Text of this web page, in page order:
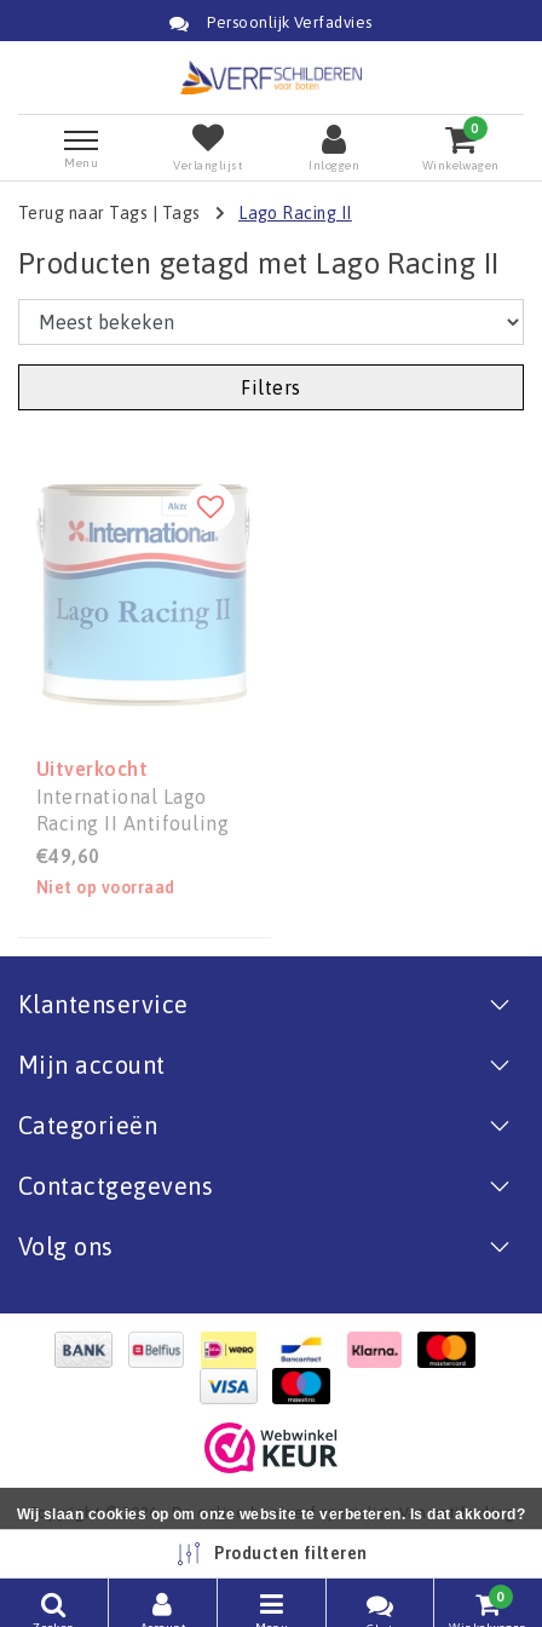
Persoonlijk Verfadvies
Menu Verlanglijst Inloggen
0
Winkelwagen
Terug naar Tags Tags Lago Racing II
Producten getagd met Lago Racing II
Filters
Uitverkocht
International Lago
Racing II Antifouling
0,75 liter
€49,60
Niet op voorraad
Klantenservice
Mijn account
Categorieën
Contactgegevens
Volg ons
Copyright © 2026 - De online bootverf specialist. Van antifouling
tot aflak. - All rights reserved - RealizationInStijl Media
Producten filteren
0
Wij slaan cookies op om onze website te verbeteren. Is dat akkoord?
Nee Meer over cookies »